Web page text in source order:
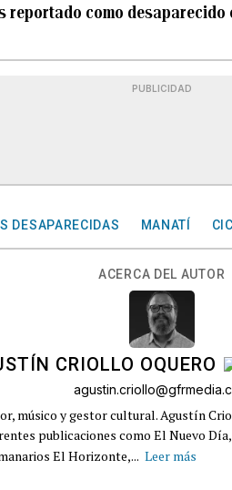
reportado como desaparecido
PUBLICIDAD
DESAPARECIDAS MANATÍ CIC
ACERCA DEL AUTOR
CRIOLLO OQUERO
músico y gestor cultural. Agustín
publicaciones como El Nuevo
El Horizonte,... Leer más